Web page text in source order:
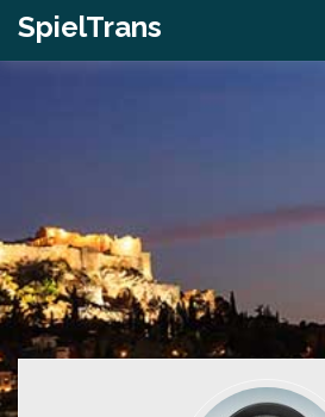
SpielTrans